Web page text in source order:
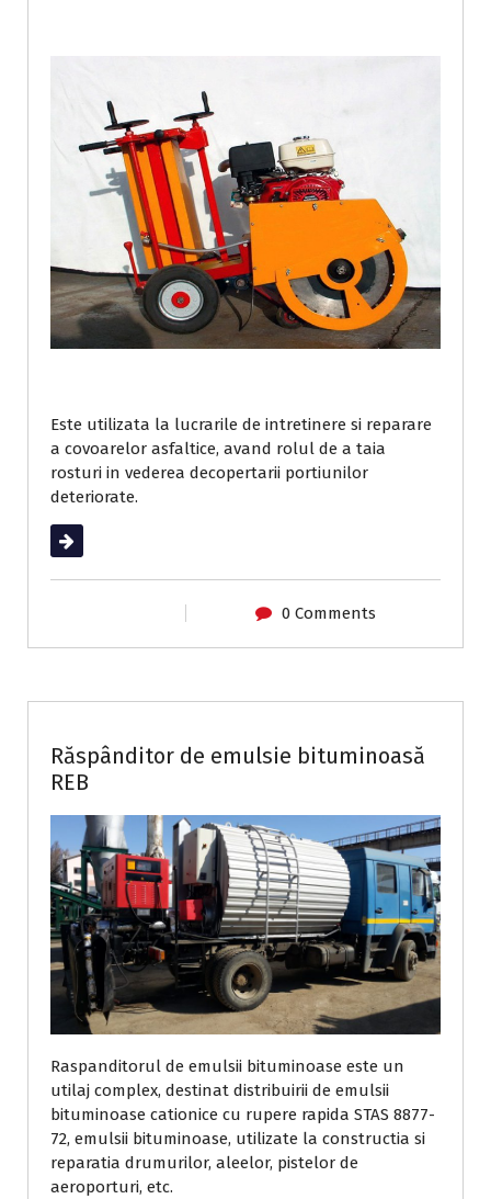
Este utilizata la lucrarile de intretinere si reparare
a covoarelor asfaltice, avand rolul de a taia
rosturi in vederea decopertarii portiunilor
deteriorate.
Read More
0 Comments
Răspânditor de emulsie bituminoasă
REB
Raspanditorul de emulsii bituminoase este un
utilaj complex, destinat distribuirii de emulsii
bituminoase cationice cu rupere rapida STAS 8877-
72, emulsii bituminoase, utilizate la constructia si
reparatia drumurilor, aleelor, pistelor de
aeroporturi, etc.